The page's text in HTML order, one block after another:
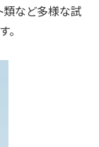
類など多様な試
。